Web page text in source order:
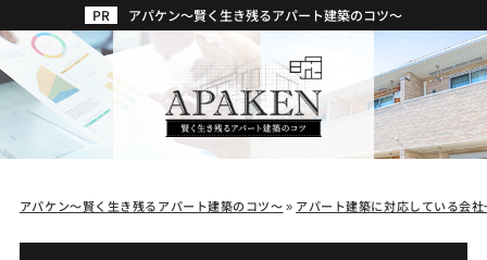
アパケン～賢く生き残るアパート建築のコツ～
アパケン～賢く生き残るアパート建築のコツ～» アパート建築に対応している会